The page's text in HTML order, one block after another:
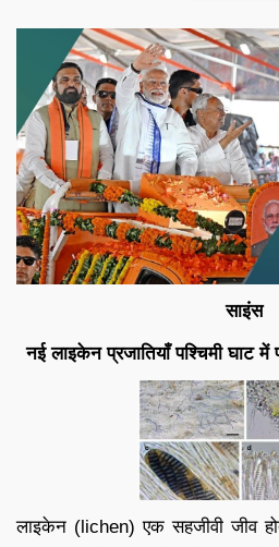
साइंस
नई लाइकेन प्रजातियाँ पश्चिमी घाट
लाइकेन (lichen) एक सहजीवी जीव